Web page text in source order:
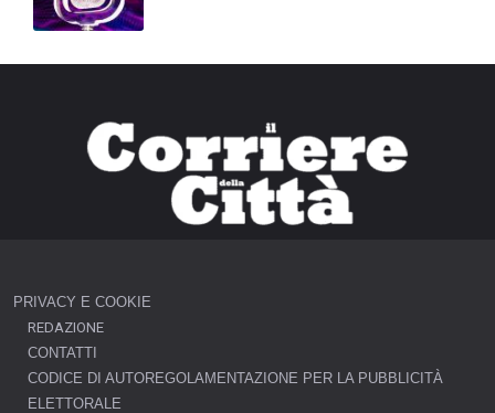
PRIVACY E COOKIE
REDAZIONE
CONTATTI
CODICE DI AUTOREGOLAMENTAZIONE PER LA PUBBLICITÀ
ELETTORALE